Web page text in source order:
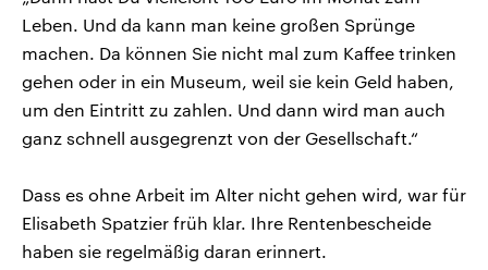
Leben. Und da kann man keine großen Sprünge
machen. Da können Sie nicht mal zum Kaffee trinken
gehen oder in ein Museum, weil sie kein Geld haben,
um den Eintritt zu zahlen. Und dann wird man auch
ganz schnell ausgegrenzt von der Gesellschaft.“
Dass es ohne Arbeit im Alter nicht gehen wird, war für
Elisabeth Spatzier früh klar. Ihre Rentenbescheide
haben sie regelmäßig daran erinnert.